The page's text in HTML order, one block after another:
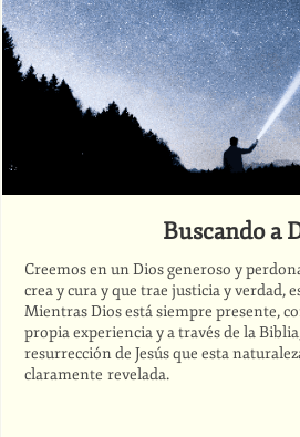
Buscando a
Creemos en un Dios generoso y
crea y cura y que trae justicia y verdad,
Mientras Dios está siempre presente,
propia experiencia y a través de la
resurrección de Jesús que esta
claramente revelada.